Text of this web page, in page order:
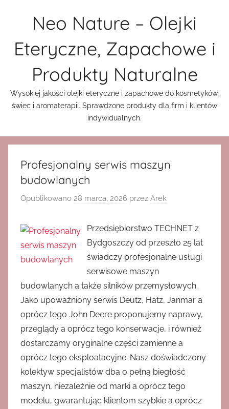
Neo Nature – Olejki
Eteryczne, Zapachowe i
Produkty Naturalne
Wysokiej jakości olejki eteryczne i zapachowe do kosmetyków,
świec i aromaterapii. Sprawdzone produkty dla firm i klientów
indywidualnych.
Profesjonalny serwis maszyn
budowlanych
Opublikowano 28 marca, 2026 przez Arek
Przedsiębiorstwo TECHNET z
Bydgoszczy od przeszło 25 lat
świadczy profesjonalne usługi
serwisowe maszyn
budowlanych a także silników przemysłowych.
Jako upoważniony serwis Deutz, Hatz, Janmar a
oprócz tego John Deere proponujemy naprawy,
przeglądy a oprócz tego konserwacje, i również
dostarczamy oryginalne części zamienne a
oprócz tego eksploatacyjne. Nasz doświadczony
kolektyw specjalistów dba o pełną biegłość
maszyn, niezależnie od marki a oprócz tego
modelu, gwarantując klientom szybkie a oprócz